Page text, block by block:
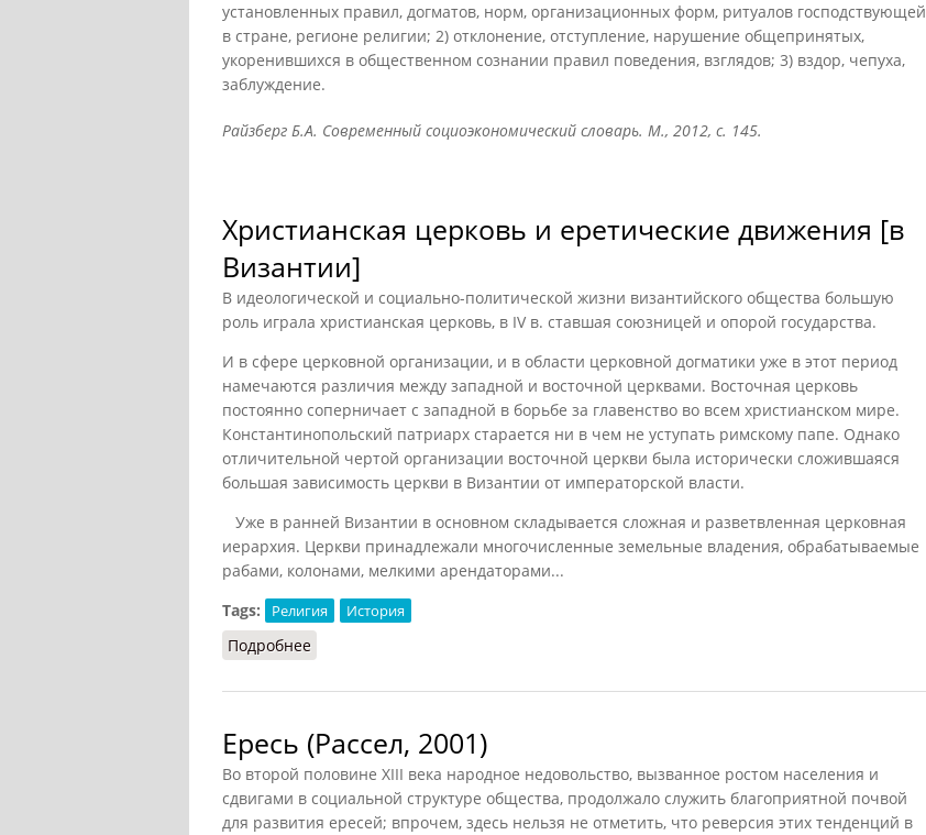
установленных правил, догматов, норм, организационных форм, ритуалов господствующей
в стране, регионе религии; 2) отклонение, отступление, нарушение общепринятых,
укоренившихся в общественном сознании правил поведения, взглядов; 3) вздор, чепуха,
заблуждение.
Райзберг Б.А. Современный социоэкономический словарь. М., 2012, с. 145.
Христианская церковь и еретические движения [в
Византии]
В идеологической и социально-политической жизни византийского общества большую
роль играла христианская церковь, в IV в. ставшая союзницей и опорой государства.
И в сфере церковной организации, и в области церковной догматики уже в этот период
намечаются различия между западной и восточной церквами. Восточная церковь
постоянно соперничает с западной в борьбе за главенство во всем христианском мире.
Константинопольский патриарх старается ни в чем не уступать римскому папе. Однако
отличительной чертой организации восточной церкви была исторически сложившаяся
большая зависимость церкви в Византии от императорской власти.
Уже в ранней Византии в основном складывается сложная и разветвленная церковная
иерархия. Церкви принадлежали многочисленные земельные владения, обрабатываемые
рабами, колонами, мелкими арендаторами...
Tags:
Религия История
Подробнее
Ересь (Рассел, 2001)
Во второй половине XIII века народное недовольство, вызванное ростом населения и
сдвигами в социальной структуре общества, продолжало служить благоприятной почвой
для развития ересей; впрочем, здесь нельзя не отметить, что реверсия этих тенденций в